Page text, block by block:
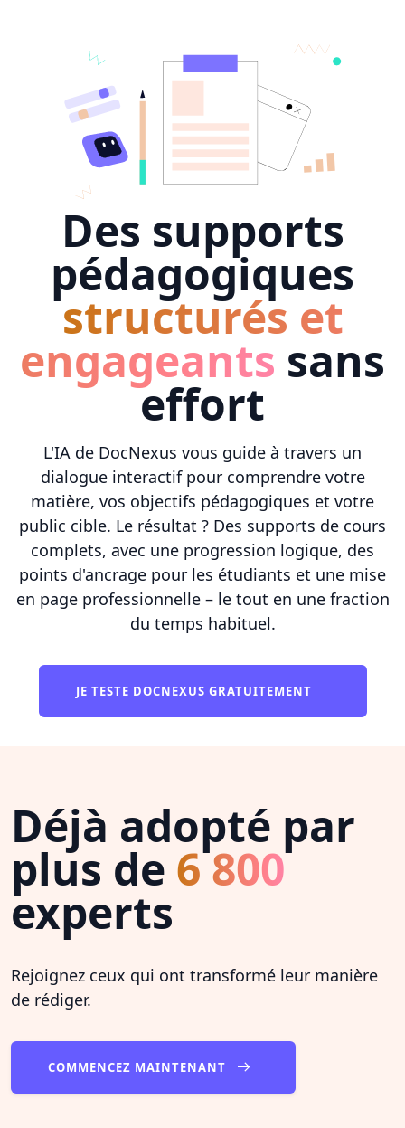
Des supports
pédagogiques
structurés et
engageants sans
effort
L'IA de DocNexus vous guide à travers un
dialogue interactif pour comprendre votre
matière, vos objectifs pédagogiques et votre
public cible. Le résultat ? Des supports de cours
complets, avec une progression logique, des
points d'ancrage pour les étudiants et une mise
en page professionnelle – le tout en une fraction
du temps habituel.
JE TESTE DOCNEXUS GRATUITEMENT
Déjà adopté par
plus de 6 800
experts
Rejoignez ceux qui ont transformé leur manière
de rédiger.
COMMENCEZ MAINTENANT